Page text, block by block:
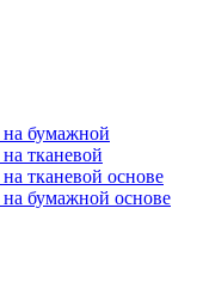
бумажной
тканевой
тканевой основе
бумажной основе